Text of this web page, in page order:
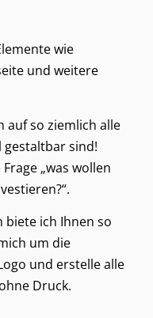
wie
und weitere
auf so ziemlich alle
gestaltbar sind!
„was wollen
biete ich Ihnen so
um die
und erstelle alle
Druck.